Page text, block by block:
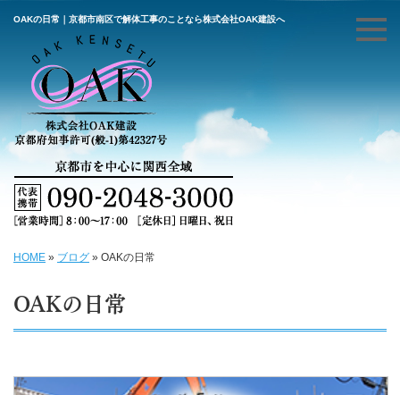
OAKの日常｜京都市南区で解体工事のことなら株式会社OAK建設へ
HOME » ブログ » OAKの日常
OAKの日常